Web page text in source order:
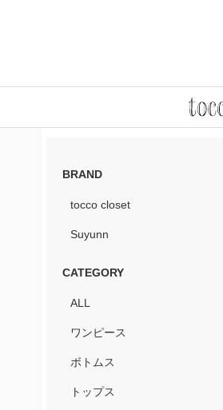
BRAND
tocco closet
Suyunn
CATEGORY
ALL
ワンピース
ボトムス
トップス